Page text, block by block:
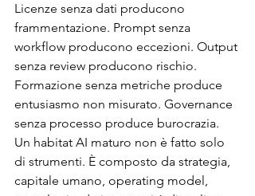
Licenze senza dati producono
frammentazione. Prompt senza
workflow producono eccezioni. Output
senza review producono rischio.
Formazione senza metriche produce
entusiasmo non misurato. Governance
senza processo produce burocrazia.
Un habitat AI maturo non è fatto solo
di strumenti. È composto da strategia,
capitale umano, operating model,